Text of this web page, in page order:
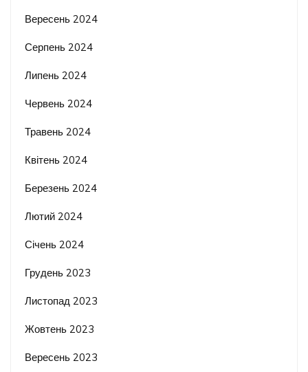
Вересень 2024
Серпень 2024
Липень 2024
Червень 2024
Травень 2024
Квітень 2024
Березень 2024
Лютий 2024
Січень 2024
Грудень 2023
Листопад 2023
Жовтень 2023
Вересень 2023